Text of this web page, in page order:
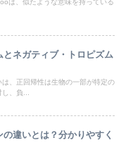
は、似たような意味を持っている
ネガティブ・トロピズム
、正回帰性は生物の一部が特定の
、負...
違いとは？分かりやすく